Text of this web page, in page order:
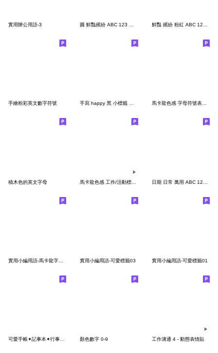
實用辦公用語-3
手繪粉彩英文數字符號 馬卡龍色感 字母符號表情貼
積木色的英文字母
實用小編用語-可愛標籤03 實用小編用語-可愛標籤01
顏色數字 0-9 工作溝通 4 - 動態表情貼